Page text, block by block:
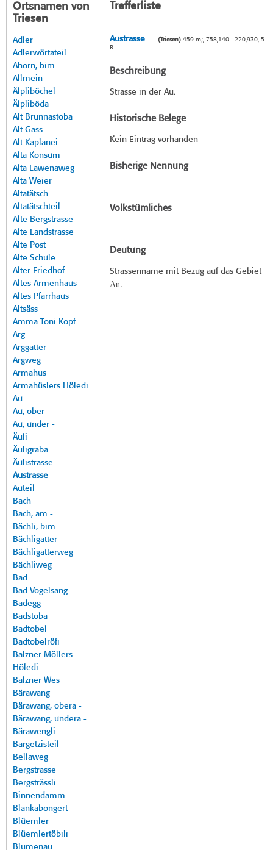
Ortsnamen von
Triesen
Adler
Adlerwörtateil
Ahorn, bim -
Allmein
Älpliböchel
Älpliböda
Alt Brunnastoba
Alt Gass
Alt Kaplanei
Alta Konsum
Alta Lawenaweg
Alta Weier
Altatätsch
Altatätschteil
Alte Bergstrasse
Alte Landstrasse
Alte Post
Alte Schule
Alter Friedhof
Altes Armenhaus
Altes Pfarrhaus
Altsäss
Amma Toni Kopf
Arg
Arggatter
Argweg
Armahus
Armahüslers Höledi
Au
Au, ober -
Au, under -
Äuli
Äuligraba
Äulistrasse
Austrasse
Auteil
Bach
Bach, am -
Bächli, bim -
Bächligatter
Bächligatterweg
Bächliweg
Bad
Bad Vogelsang
Badegg
Badstoba
Badtobel
Badtobelröfi
Balzner Möllers
Höledi
Balzner Wes
Bärawang
Bärawang, obera -
Bärawang, undera -
Bärawengli
Bargetzisteil
Bellaweg
Bergstrasse
Bergsträssli
Binnendamm
Blankabongert
Blüemler
Blüemlertöbili
Blumenau
Trefferliste
Austrasse (Triesen)459 m;, 758,140 - 220,930, 5-
R
Beschreibung
Strasse in der Au.
Historische Belege
Kein Eintrag vorhanden
Bisherige Nennung
-
Volkstümliches
-
Deutung
Strassenname mit Bezug auf das Gebiet
Au.